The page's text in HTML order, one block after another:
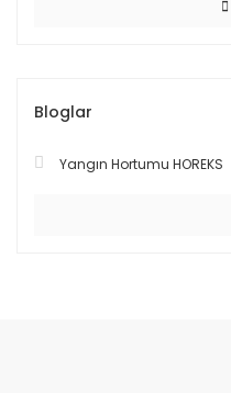
Bloglar
Yangın Hortumu HOREKS